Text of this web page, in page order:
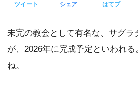
ツイート シェア はてブ
未完の教会として有名な、サグラ
が、2026年に完成予定といわれる
ね。